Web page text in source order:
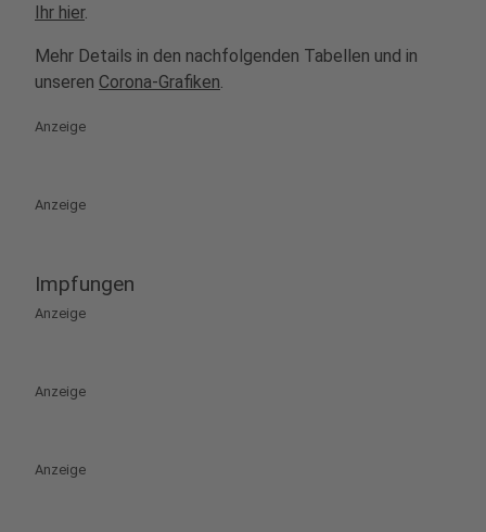
Ihr hier.
Mehr Details in den nachfolgenden Tabellen und in
unseren Corona-Grafiken.
Anzeige
Anzeige
Impfungen
Anzeige
Anzeige
Anzeige